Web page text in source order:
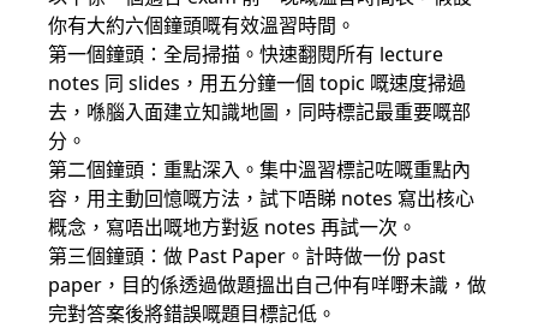
你有大約六個鐘頭嘅有效溫習時間。
第一個鐘頭：全局掃描。快速翻閱所有 lecture
notes 同 slides，用五分鐘一個 topic 嘅速度掃過
去，喺腦入面建立知識地圖，同時標記最重要嘅部
分。
第二個鐘頭：重點深入。集中溫習標記咗嘅重點內
容，用主動回憶嘅方法，試下唔睇 notes 寫出核心
概念，寫唔出嘅地方對返 notes 再試一次。
第三個鐘頭：做 Past Paper。計時做一份 past
paper，目的係透過做題搵出自己仲有咩嘢未識，做
完對答案後將錯誤嘅題目標記低。